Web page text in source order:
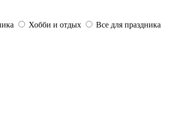
Хобби и отдых
Все для праздника